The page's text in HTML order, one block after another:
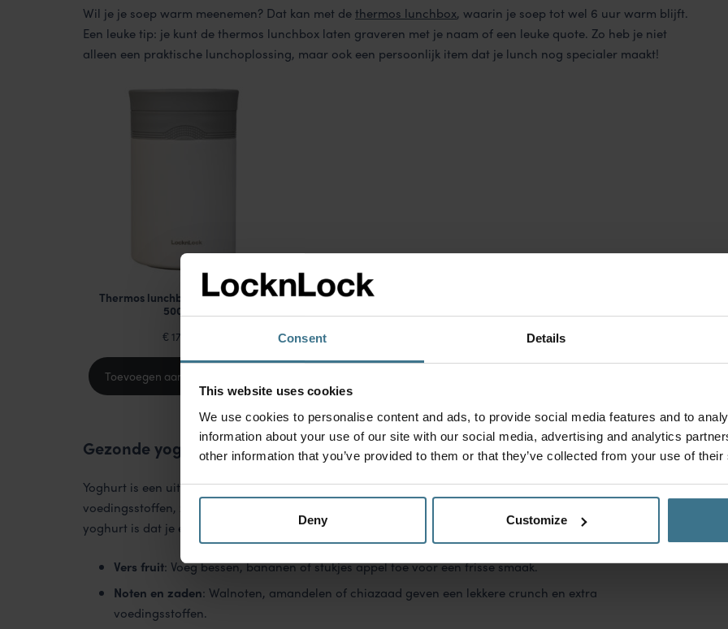
Consent Details
This website uses cookies
We use cookies to personalise content and ads, to provide social media features and to
information about your use of our site with our social media, advertising and analytics
other information that you’ve provided to them or that they’ve collected from your use of
Deny Customize
Wil je je soep warm meenemen? Dat kan met dethermos lunchbox, waarin je soep tot wel 6 uur warm blijft.
Een leuke tip: je kunt de thermos lunchbox laten graveren met je naam of een leuke quote. Zo heb je niet
alleen een praktische lunchoplossing, maar ook een persoonlijk item dat je lunch nog specialer maakt!
Thermos lunchbox HOT&COOL
500ml
€ 17.95
Toevoegen aan winkelwagen
Gezonde yoghurt voor een voedzame lunch
Yoghurt is een uitstekende keuze voor een evenwichtige en voedzame lunch. Het zit boordevol goede
voedingsstoffen, zoals eiwitten en vezels, die je helpen je energieniveau op peil te houden. Het mooie aan
yoghurt is dat je eindeloos kunt variëren met gezonde toppings! Denk aan:
Vers fruit: Voeg bessen, bananen of stukjes appel toe voor een frisse smaak.
Noten en zaden: Walnoten, amandelen of chiazaad geven een lekkere crunch en extra
voedingsstoffen.